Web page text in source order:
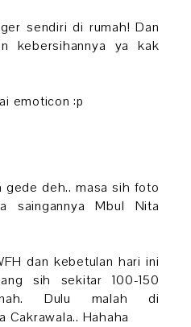
sendiri di rumah! Dan
kebersihannya ya kak
emoticon :p
gede deh.. masa sih foto
saingannya Mbul Nita
dan kebetulan hari ini
sih sekitar 100-150
Dulu malah di
Cakrawala.. Hahaha